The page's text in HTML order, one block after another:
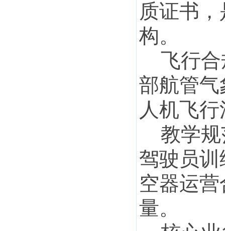
质证书
构。
飞行
部航管
人机飞
教学
驾驶员
空器运
量。